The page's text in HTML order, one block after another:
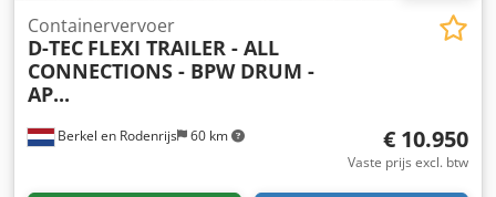
Berkel en Rodenrijs 60 km
Containervervoer
D-TEC FLEXI TRAILER - ALL
CONNECTIONS - BPW DRUM -
AP...
€ 10.950
Vaste prijs excl. btw